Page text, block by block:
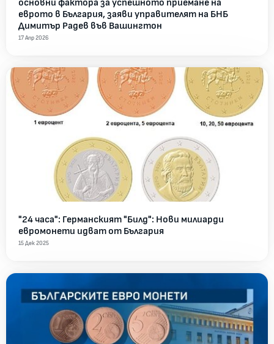
основни фактора за успешното приемане на
еврото в България, заяви управителят на БНБ
Димитър Радев във Вашингтон
17 Апр 2026
"24 часа": Германският "Билд": Нови милиарди
евромонети идват от България
15 Дек 2025